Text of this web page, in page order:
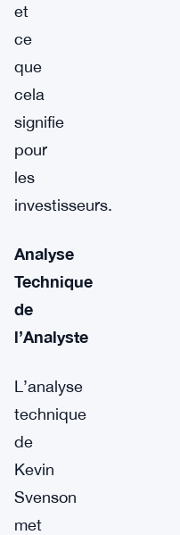
et
ce
que
cela
signifie
pour
les
investisseurs.
Analyse
Technique
de
l’Analyste
L’analyse
technique
de
Kevin
Svenson
met